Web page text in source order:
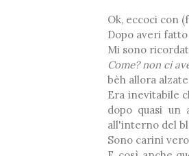
Ok, eccoci con
Dopo averi
Mi sono
Come? non ci
bèh allora
Era inevitabile
dopo quasi un
all'interno del
Sono carini
❅
*